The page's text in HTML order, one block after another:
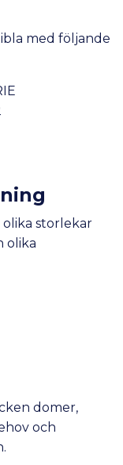
med följande
olika storlekar
olika
domer,
och